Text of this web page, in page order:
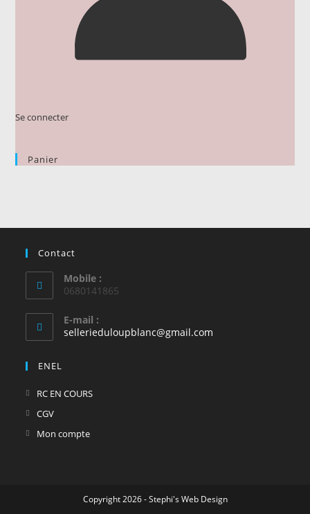
Se connecter
Panier
Contact
Mobile :
0680141865
E-mail :
sellerieduloupblanc@gmail.com
ENEL
RC EN COURSS’ouvre
CGVS’ouvre
dans
Mon compteS’ouvre
onglet
Copyright 2026 - Stephi's Web Design